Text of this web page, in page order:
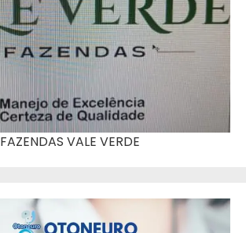
FAZENDAS VALE VERDE